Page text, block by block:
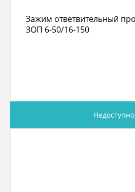
Зажим ответвительный
ЗОП 6-50/16-150
Недоступно